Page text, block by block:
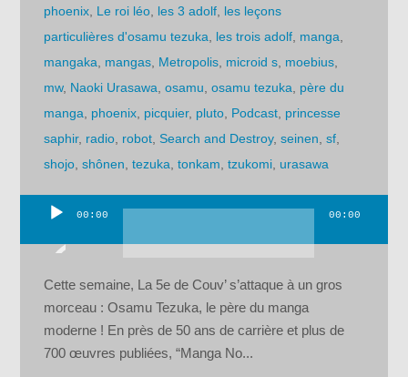
phoenix Le roi léo les 3 adolf les leçons
particulières d'osamu tezuka
les trois adolf manga
mangaka
mangas Metropolis microid s moebius
mw, Naoki Urasawa ,osamu ,osamu tezuka
père du
manga
phoenix picquier, pluto Podcast princesse
saphir, radio robot ,Search and Destroy,seinen ,sf
shojo ,shônen ,tezuka ,tonkam ,tzukomi urasawa
00:00 00:00
Cette semaine, La 5e de Couv’ s’attaque à un gros
morceau : Osamu Tezuka, le père du manga
moderne ! En près de 50 ans de carrière et plus de
700 œuvres publiées, “Manga No...